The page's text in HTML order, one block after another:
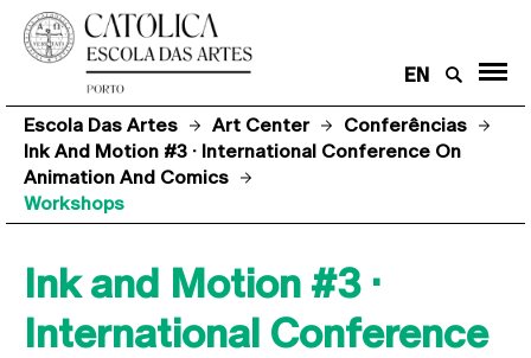
EN
Escola Das Artes Art Center
Conferências
Ink And Motion #3 · International Conference On
Animation And Comics
Workshops
Ink and Motion #3 ·
International Conference